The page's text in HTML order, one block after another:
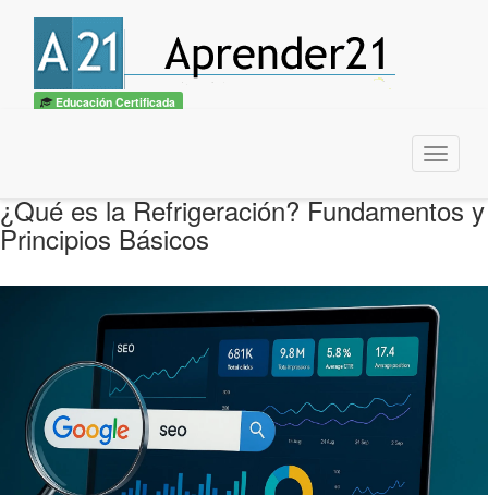
Educación Certificada
Menu
¿Qué es la Refrigeración? Fundamentos y
Principios Básicos